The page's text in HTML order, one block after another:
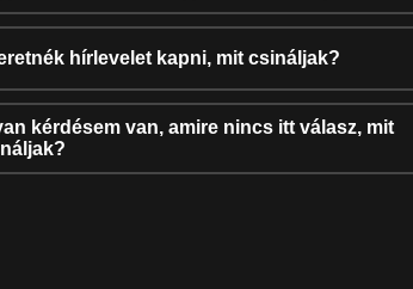
hírlevelet kapni, mit csináljak?
kérdésem van, amire nincs itt válasz, mit